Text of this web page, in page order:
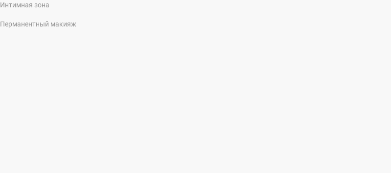
Интимная зона
Перманентный макияж